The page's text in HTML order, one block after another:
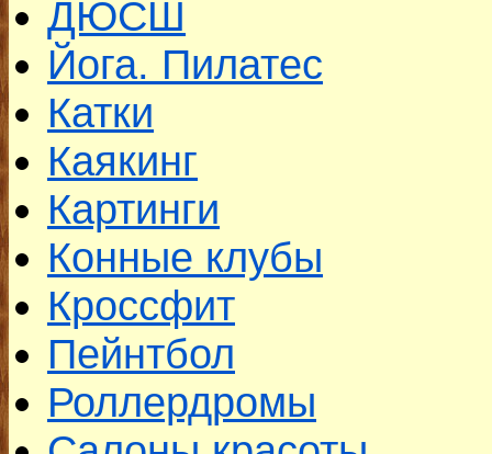
ДЮСШ
Йога. Пилатес
Катки
Каякинг
Картинги
Конные клубы
Кроссфит
Пейнтбол
Роллердромы